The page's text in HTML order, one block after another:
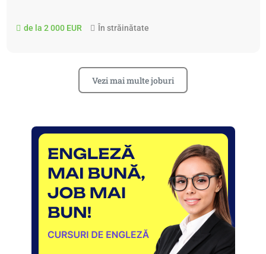
de la 2 000 EUR În străinătate
Vezi mai multe joburi